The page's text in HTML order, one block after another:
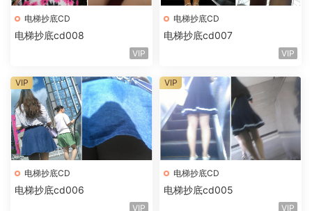
电梯抄底CD
电梯抄底cd008
VIP
电梯抄底CD
电梯抄底cd007
VIP
电梯抄底CD
电梯抄底cd006
VIP
VIP
电梯抄底CD
电梯抄底cd005
VIP
VIP